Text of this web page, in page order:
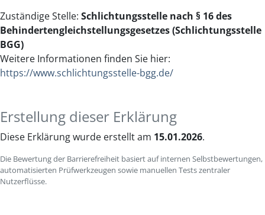
Zuständige Stelle: Schlichtungsstelle nach § 16 des
Behindertengleichstellungsgesetzes (Schlichtungsstelle
BGG)
Weitere Informationen finden Sie hier:
https://www.schlichtungsstelle-bgg.de/
Erstellung dieser Erklärung
Diese Erklärung wurde erstellt am 15.01.2026.
Die Bewertung der Barrierefreiheit basiert auf internen Selbstbewertungen,
automatisierten Prüfwerkzeugen sowie manuellen Tests zentraler
Nutzerflüsse.